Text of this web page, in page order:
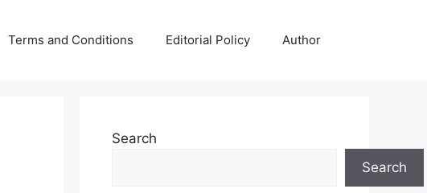
Terms and Conditions Editorial Policy Author
Search
Search